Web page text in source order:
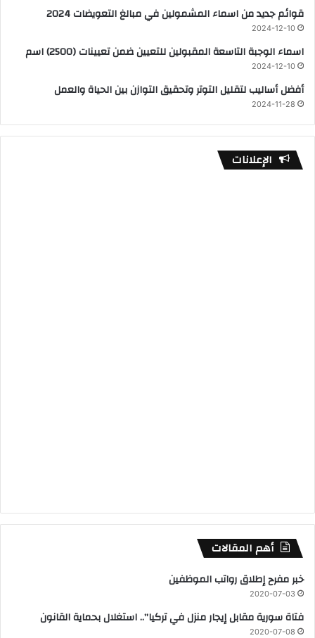
قوائم جديد من اسماء المشمولين في مبالغ التعويضات 2024
2024-12-10
اسماء الوجبة التاسعة المقبولين للتعيين ضمن تعيينات (2500) اسم
2024-12-10
أفضل أساليب لتقليل التوتر وتحقيق التوازن بين الحياة والعمل
2024-11-28
الإعلانات
أهم المقالات
خبر مفرح إطلاق رواتب الموظفين
2020-07-03
فتاة سورية مقابل إيجار منزل في تركيا”.. استغلال بحماية القانون
2020-07-08